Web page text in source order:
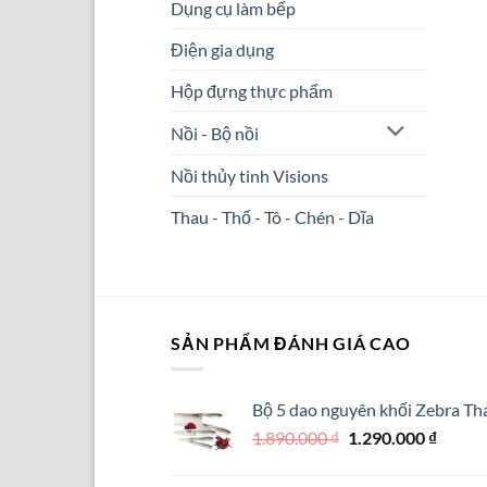
Dụng cụ làm bếp
Điện gia dụng
Hộp đựng thực phẩm
Nồi - Bộ nồi
Nồi thủy tinh Visions
Thau - Thố - Tô - Chén - Dĩa
SẢN PHẨM ĐÁNH GIÁ CAO
Bộ 5 dao nguyên khối Zebra
1.890.000₫ Giá
1.290.000 ₫Giá